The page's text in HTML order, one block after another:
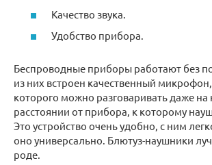
Качество звука.
Удобство прибора.
Беспроводные приборы работают без
из них встроен качественный
которого можно разговаривать даже
расстоянии от прибора, к которому
Это устройство очень удобно, с ним
оно универсально. Блютуз-наушники
роде.